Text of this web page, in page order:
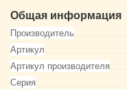
Общая информация
Производитель
Артикул
Артикул производителя
Серия